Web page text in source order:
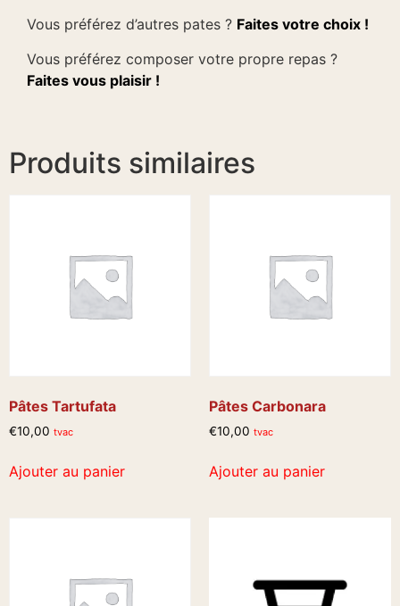
Vous préférez d’autres pates ? Faites votre choix !
Vous préférez composer votre propre repas ?
Faites vous plaisir !
Produits similaires
Pâtes Tartufata
€10,00 tvac
Ajouter au panier
Pâtes Carbonara
€10,00 tvac
Ajouter au panier